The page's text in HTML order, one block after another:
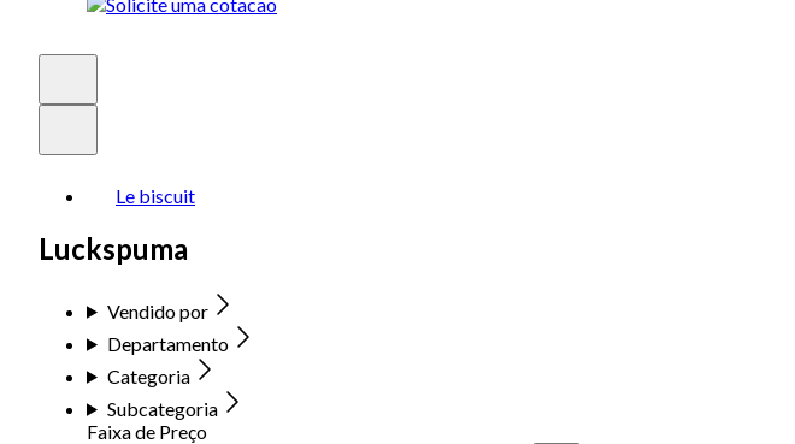
Le biscuit
Luckspuma
Vendido por
Departamento
Categoria
Subcategoria
Faixa de Preço